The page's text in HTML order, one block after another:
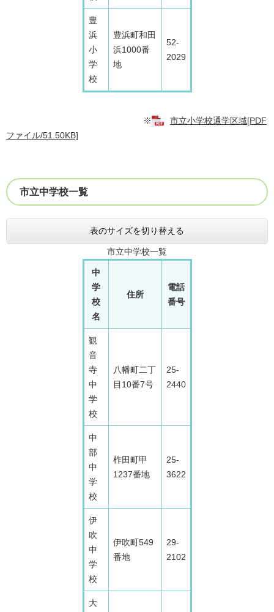
豊
浜
小
学
校
豊浜町和田
浜1000番
地
52-
2029
※
市立小学校通学区域[PDF
ファイル/51.50KB]
市立中学校一覧
表のサイズを切り替える
市立中学校一覧
中
学
校
名
住所
電話
番号
観
音
寺
中
学
校
八幡町二丁
目10番7号
25-
2440
中
部
中
学
校
柞田町甲
1237番地
25-
3622
伊
吹
中
学
校
伊吹町549
番地
29-
2102
大